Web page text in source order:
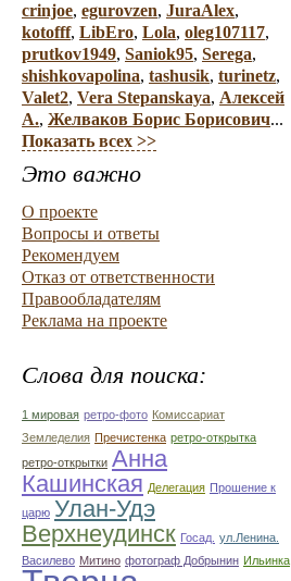
crinjoe, egurovzen, JuraAlex,
kotofff, LibEro, Lola, oleg107117,
prutkov1949, Saniok95, Serega,
shishkovapolina, tashusik, turinetz,
Valet2, Vera Stepanskaya, Алексей
А., Желваков Борис Борисович...
Показать всех >>
Это важно
О проекте
Вопросы и ответы
Рекомендуем
Отказ от ответственности
Правообладателям
Реклама на проекте
Слова для поиска:
1 мировая ретро-фото Комиссариат
Земледелия Пречистенка ретро-открытка
ретро-открытки Анна
Кашинская Делегация Прошение к
царю Улан-Удэ
Верхнеудинск Госад. ул.Ленина.
Василево Митино фотограф Добрынин Ильинка